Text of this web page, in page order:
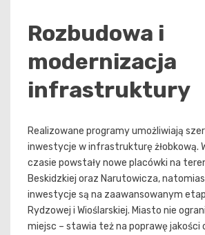
Rozbudowa i
modernizacja
infrastruktury
Realizowane programy umożliwiają
inwestycje w infrastrukturę żłobkową.
czasie powstały nowe placówki na
Beskidzkiej oraz Narutowicza,
inwestycje są na zaawansowanym
Rydzowej i Wioślarskiej. Miasto nie
miejsc – stawia też na poprawę jakości